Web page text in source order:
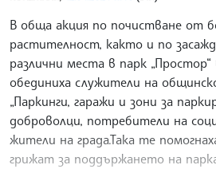
В обща акция по почистване от
растителност, както и по
различни места в парк
обединиха служители на
„Паркинги, гаражи и зони за
доброволци, потребители на
жители на града.Така те
грижат за поддържането на